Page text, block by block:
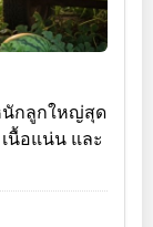
นักลูกใหญ่สุด
นื้อแน่น และ